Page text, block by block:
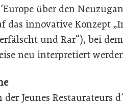
über den
das innovative Konzept
und Rar“), bei
neu interpretiert
Jeunes Restaurateurs